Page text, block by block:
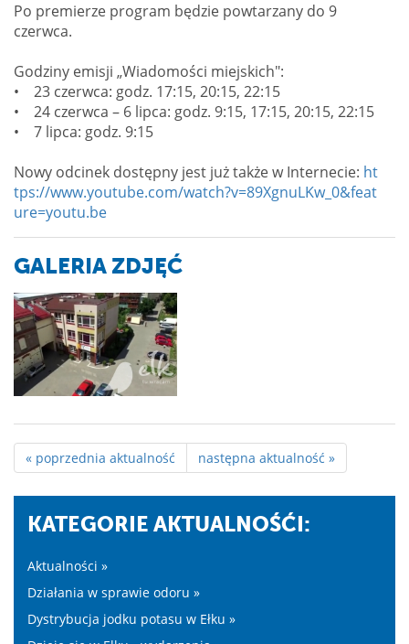
Po premierze program będzie powtarzany do 9
czerwca.
Godziny emisji „Wiadomości miejskich":
• 23 czerwca: godz. 17:15, 20:15, 22:15
• 24 czerwca – 6 lipca: godz. 9:15, 17:15, 20:15, 22:15
• 7 lipca: godz. 9:15
Nowy odcinek dostępny jest już także w Internecie: ht
tps://www.youtube.com/watch?v=89XgnuLKw_0&feat
ure=youtu.be
GALERIA ZDJĘĆ
« poprzednia aktualność następna aktualność »
KATEGORIE AKTUALNOŚĆI:
Aktualności »
Działania w sprawie odoru »
Dystrybucja jodku potasu w Ełku »